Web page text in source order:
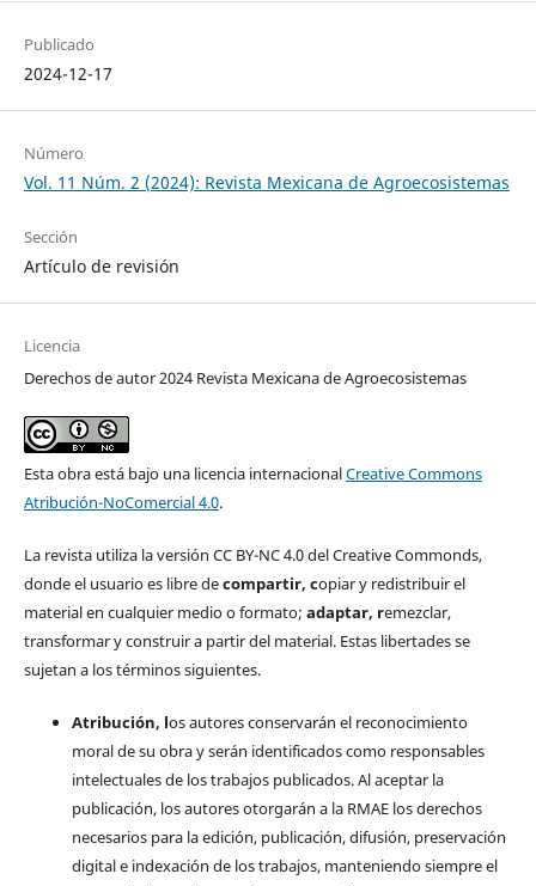
Publicado
2024-12-17
Número
Vol. 11 Núm. 2 (2024): Revista Mexicana de Agroecosistemas
Sección
Artículo de revisión
Licencia
Derechos de autor 2024 Revista Mexicana de Agroecosistemas
Esta obra está bajo una licencia internacionalCreative Commons
Atribución-NoComercial 4.0.
La revista utiliza la versión CC BY-NC 4.0 del Creative Commonds,
donde el usuario es libre decompartir, copiar y redistribuir el
material en cualquier medio o formato; adaptar, remezclar,
transformar y construir a partir del material. Estas libertades se
sujetan a los términos siguientes.
Atribución, los autores conservarán el reconocimiento
moral de su obra y serán identificados como responsables
intelectuales de los trabajos publicados. Al aceptar la
publicación, los autores otorgarán a la RMAE los derechos
necesarios para la edición, publicación, difusión, preservación
digital e indexación de los trabajos, manteniendo siempre el